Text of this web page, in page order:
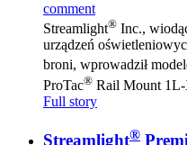
comment
Streamlight® Inc.,
urządzeń
broni, wprowadził
ProTac® Rail Mount
Full story
Streamlight®